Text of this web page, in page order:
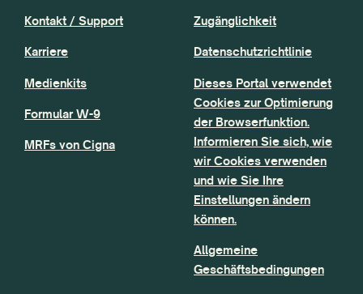
Kontakt / Support
Karriere
Medienkits
Formular W-9
MRFs von Cigna
Zugänglichkeit
Datenschutzrichtlinie
Dieses Portal verwendet
Cookies zur Optimierung
der Browserfunktion.
Informieren Sie sich, wie
wir Cookies verwenden
und wie Sie Ihre
Einstellungen ändern
können.
Allgemeine
Geschäftsbedingungen